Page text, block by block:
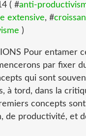
( #anti-
extensive, #
)
Pour entamer
par fixer
qui sont
à tord, dans la
concepts
de productivité, et